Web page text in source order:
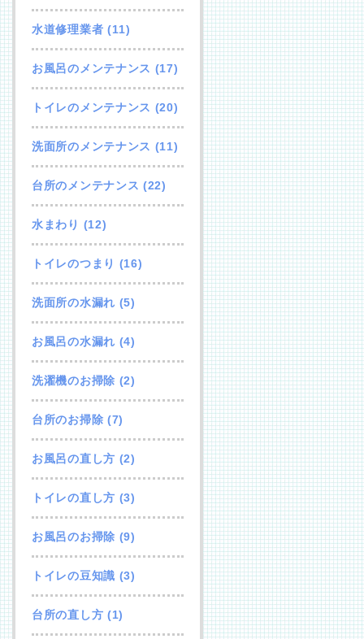
水道修理業者 (11)
お風呂のメンテナンス (17)
トイレのメンテナンス (20)
洗面所のメンテナンス (11)
台所のメンテナンス (22)
水まわり (12)
トイレのつまり (16)
洗面所の水漏れ (5)
お風呂の水漏れ (4)
洗濯機のお掃除 (2)
台所のお掃除 (7)
お風呂の直し方 (2)
トイレの直し方 (3)
お風呂のお掃除 (9)
トイレの豆知識 (3)
台所の直し方 (1)